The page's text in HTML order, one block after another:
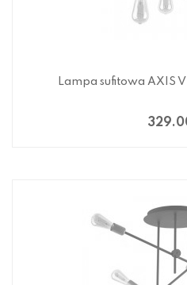
Lampa sufitowa AXIS